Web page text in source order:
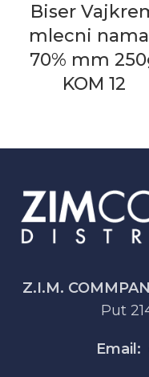
Biser
mlecni
70% mm
KOM 12
Z.I.M.
Put
Email: